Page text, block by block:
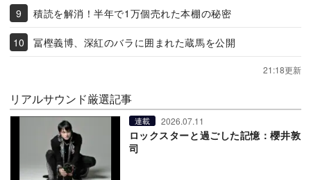
積読を解消！半年で1万個売れた本棚の秘密
冨樫義博、深紅のバラに囲まれた蔵馬を公開
21:18更新
リアルサウンド厳選記事
連載 2026.07.11
ロックスターと過ごした記憶：櫻井敦
司